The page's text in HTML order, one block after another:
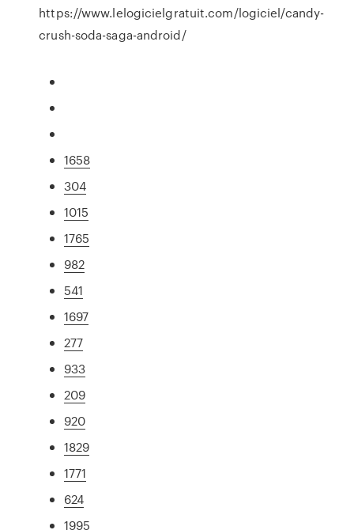
https://www.lelogicielgratuit.com/logiciel/candy-
crush-soda-saga-android/
1658
304
1015
1765
982
541
1697
277
933
209
920
1829
1771
624
1995